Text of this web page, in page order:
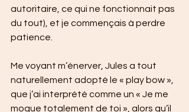
autoritaire, ce qui ne fonctionnait pas
du tout), et je commençais à perdre
patience.
Me voyant m’énerver, Jules a tout
naturellement adopté le « play bow »,
que j’ai interprété comme un « Je me
moque totalement de toi », alors qu’il